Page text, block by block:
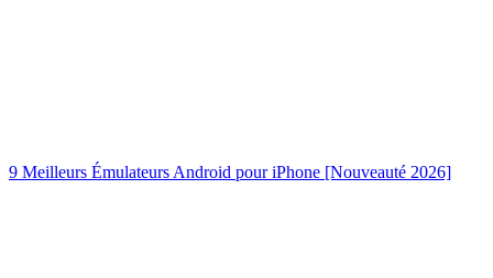
9 Meilleurs Émulateurs Android pour iPhone [Nouveauté 2026]